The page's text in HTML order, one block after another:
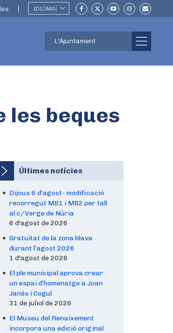
IDIOMA ▼
L'Ajuntament
les beques
Últimes notícies
Dijous 6 d’agost- modificació
recorregut MB1 i MB2 per tall
al c/Verge de Núria
6 d'agost de 2026
Gratuïtat de la zona blava
durant l’agost 2026
1 d'agost de 2026
El ple municipal aprova crear
un espai d’homenatge a Joan
Janés i Cogul
31 de juliol de 2026
El Museu del Renaixement
incorpora una edició original